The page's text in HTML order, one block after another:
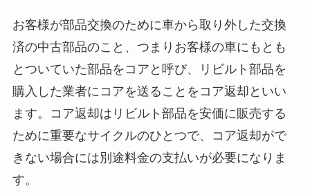
お客様が部品交換のために車から取り外した交換
済の中古部品のこと、つまりお客様の車にもとも
とついていた部品をコアと呼び、リビルト部品を
購入した業者にコアを送ることをコア返却といい
ます。コア返却はリビルト部品を安価に販売する
ために重要なサイクルのひとつで、コア返却がで
きない場合には別途料金の支払いが必要になりま
す。